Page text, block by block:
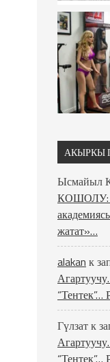
АКЫРКЫ
Ысмайыл
КОШОЛУ:
жатат»…
alakan к
Гүлзатк